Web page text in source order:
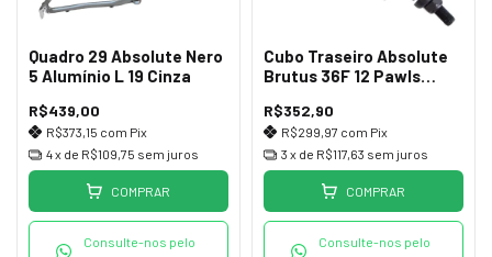
Quadro 29 Absolute Nero
5 Alumínio L 19 Cinza
R$439,00
R$373,15 com Pix
4x de R$109,75 sem juros
COMPRAR
Consulte-nos pelo
Cubo Traseiro Absolute
Brutus 36F 12 Pawls
R$352,90
R$299,97 com Pix
3 x de R$117,63 sem juros
COMPRAR
Consulte-nos pelo